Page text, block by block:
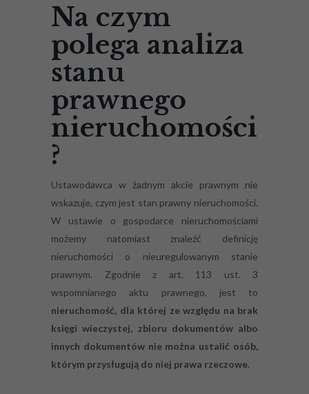
Na czym
polega analiza
stanu
prawnego
nieruchomości
?
Ustawodawca w żadnym akcie prawnym nie
wskazuje, czym jest stan prawny nieruchomości.
W ustawie o gospodarce nieruchomościami
możemy natomiast znaleźć definicję
nieruchomości o nieuregulowanym stanie
prawnym. Zgodnie z art. 113 ust. 3
wspomnianego aktu prawnego, jest to
nieruchomość, dla której ze względu na brak
księgi wieczystej, zbioru dokumentów albo
innych dokumentów nie można ustalić osób,
którym przysługują do niej prawa rzeczowe.